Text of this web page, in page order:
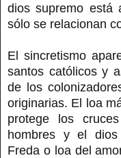
dios supremo está
sólo se relacionan
El sincretismo
santos católicos y
de los
originarias. El loa
protege los
hombres y el dios
Freda o loa del